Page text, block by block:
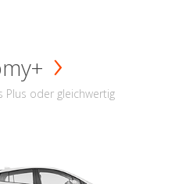
Plus oder gleichwertig